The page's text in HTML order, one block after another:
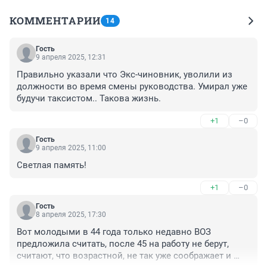
КОММЕНТАРИИ 14
Гость
9 апреля 2025, 12:31
Правильно указали что Экс-чиновник, уволили из
должности во время смены руководства. Умирал уже
будучи таксистом.. Такова жизнь.
+1 –0
Гость
9 апреля 2025, 11:00
Светлая память!
+1 –0
Гость
8 апреля 2025, 17:30
Вот молодыми в 44 года только недавно ВОЗ
предложила считать, после 45 на работу не берут,
считают, что возрастной, не так уже соображает и